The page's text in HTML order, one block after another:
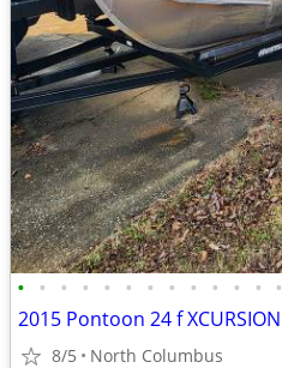
• • • • • • • • • • • • •
2015 Pontoon 24 f XCURSION
8/5 North Columbus